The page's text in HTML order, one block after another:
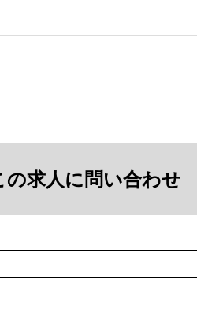
の求人に問い合わせ